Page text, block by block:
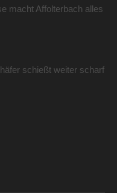
macht Affolterbach alles
schießt weiter scharf